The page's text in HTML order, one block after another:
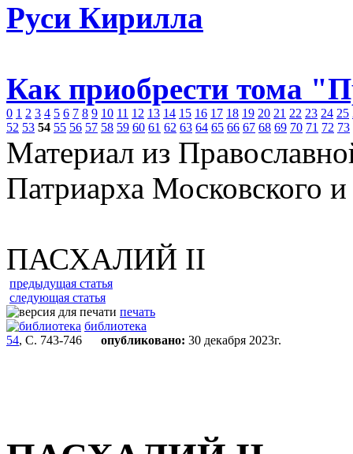
Руси Кирилла
Как приобрести тома
0 1 2 3 4 5 6 7 8 9 10 11 12 13 14 15 16 17 18 19 20 21 22 23 24 25
52 53 54 55 56 57 58 59 60 61 62 63 64 65 66 67 68 69 70 71 72 73
Материал из
Патриарха Московского
ПАСХАЛИЙ II
предыдущая статья
следующая статья
печать
библиотека
54, С. 743-746 опубликовано: 30 декабря 2023г.